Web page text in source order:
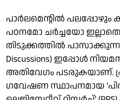
പാര്‍ലമെന്റില്‍
പഠനമോ ചര്‍ച്ചയോ
തിടുക്കത്തില്‍ പാസാക്കുന്ന
Discussions) ഇപ്പോള്‍
അതിവേഗം പടരുകയാണ്.
ഗവേഷണ സ്ഥാപനമായ